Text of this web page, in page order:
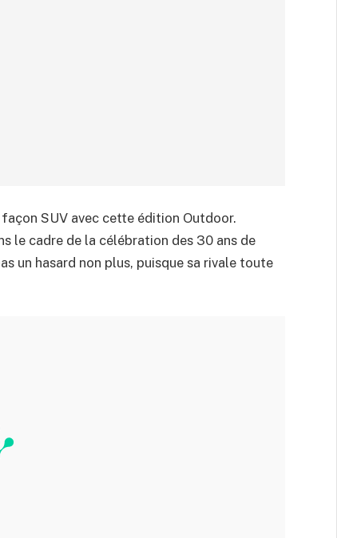
SUV avec cette édition Outdoor.
le cadre de la célébration des 30 ans de
un hasard non plus, puisque sa rivale toute